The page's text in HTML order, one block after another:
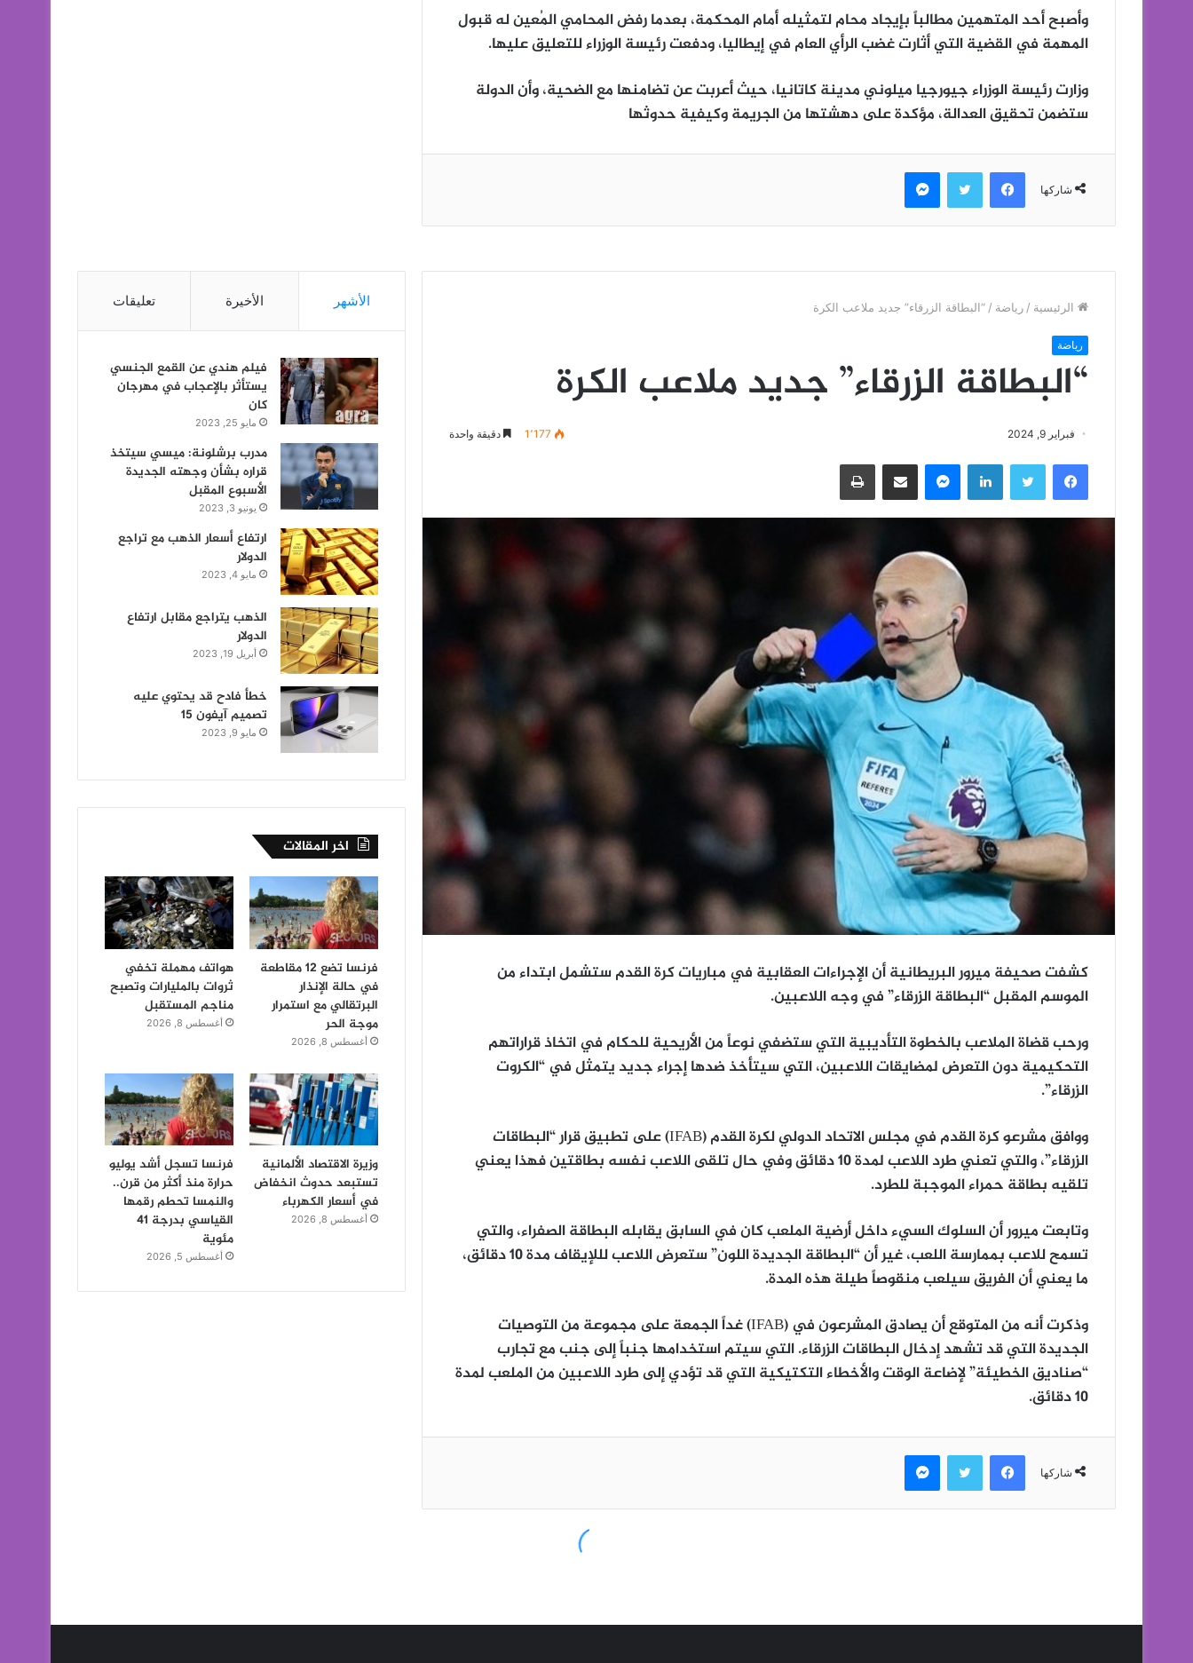
وأصبح أحد المتهمين مطالباً بإيجاد محام لتمثيله أمام المحكمة، بعدما رفض المحامي المُعين له قبول
المهمة في القضية التي أثارت غضب الرأي العام في إيطاليا، ودفعت رئيسة الوزراء للتعليق عليها.
وزارت رئيسة الوزراء جيورجيا ميلوني مدينة كاتانيا، حيث أعربت عن تضامنها مع الضحية، وأن الدولة
ستضمن تحقيق العدالة، مؤكدة على دهشتها من الجريمة وكيفية حدوثها
شاركها
فيسبوك تويتر ماسنجر